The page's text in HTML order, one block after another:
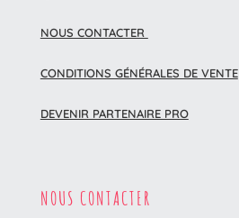
NOUS CONTACTER
CONDITIONS GÉNÉRALES DE VENTE
DEVENIR PARTENAIRE PRO
NOUS CONTACTER